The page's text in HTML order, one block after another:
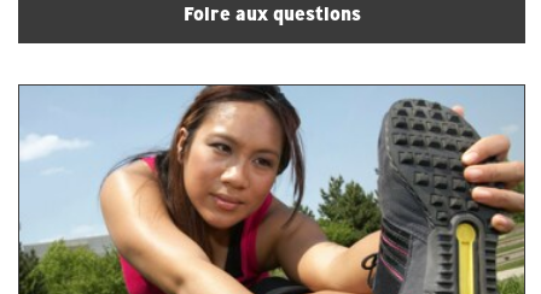
Foire aux questions